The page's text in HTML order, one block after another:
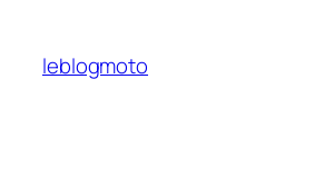
contenu
leblogmoto